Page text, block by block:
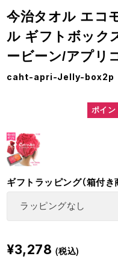
今治タオル エコ
ル ギフトボック
ービーン/アプリ
caht-apri-Jelly-box2p
ポイン
ギフトラッピング（箱付き
¥3,278 (税込)